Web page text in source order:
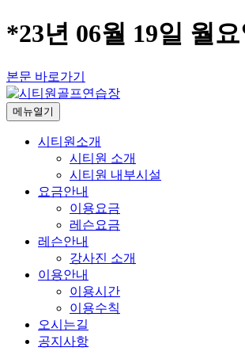
*23년 06월 19일 월
본문 바로가기
메뉴열기
시티원소개
시티원 소개
시티원 내부시설
요금안내
이용요금
레슨요금
레슨안내
강사진 소개
이용안내
이용시간
이용수칙
오시는길
공지사항